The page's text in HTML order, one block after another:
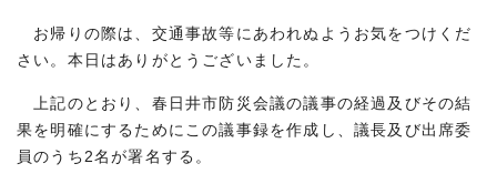
お帰りの際は、交通事故等にあわれぬようお気をつけくだ
さい。本日はありがとうございました。
上記のとおり、春日井市防災会議の議事の経過及びその結
果を明確にするためにこの議事録を作成し、議長及び出席委
員のうち2名が署名する。